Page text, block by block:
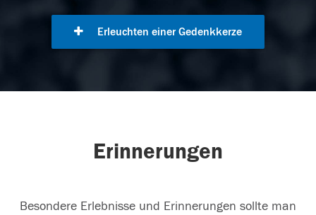
Erleuchten einer Gedenkkerze
Erinnerungen
Besondere Erlebnisse und Erinnerungen sollte man